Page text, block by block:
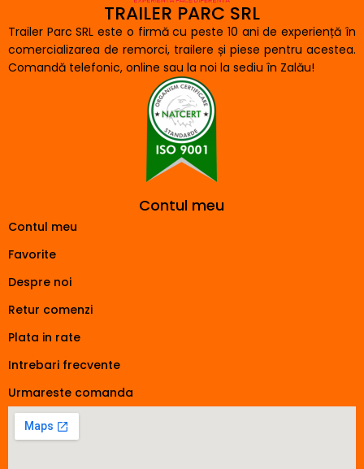
TRAILER PARC SRL
Trailer Parc SRL este o firmă cu peste 10 ani de experiență în
comercializarea de remorci, trailere și piese pentru acestea.
Comandă telefonic, online sau la noi la sediu în Zalău!
Contul meu
Contul meu
Favorite
Despre noi
Retur comenzi
Plata in rate
Intrebari frecvente
Urmareste comanda